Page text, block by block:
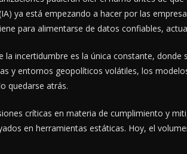
ya está empezando a hacer por las
para alimentarse de datos confiables,
la incertidumbre es la única constante,
y entornos geopolíticos volátiles, los
quedarse atrás.
críticas en materia de cumplimiento y
en herramientas estáticas. Hoy, el